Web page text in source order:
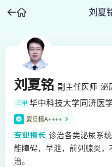
刘夏
刘夏铭 副主任医师 泌
三甲 华中科技大学同济医
复旦榜A++++
诊治各类泌尿系
能障碍，早泄，前列腺炎
治。